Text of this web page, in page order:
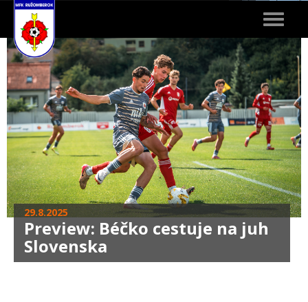
Toggle
29.8.2025
Preview: Béčko cestuje na juh
Slovenska